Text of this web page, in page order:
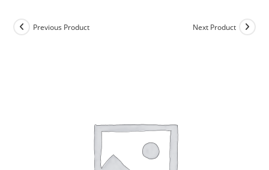
Previous Product Next Product